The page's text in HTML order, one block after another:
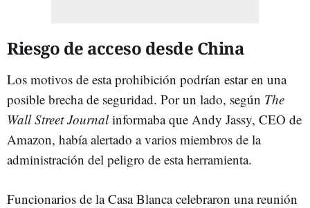
Riesgo de acceso desde China
Los motivos de esta prohibición podrían estar en una
posible brecha de seguridad. Por un lado, según The
Wall Street Journalinformaba que Andy Jassy, CEO de
Amazon, había alertado a varios miembros de la
administración del peligro de esta herramienta.
Funcionarios de la Casa Blanca celebraron una reunión